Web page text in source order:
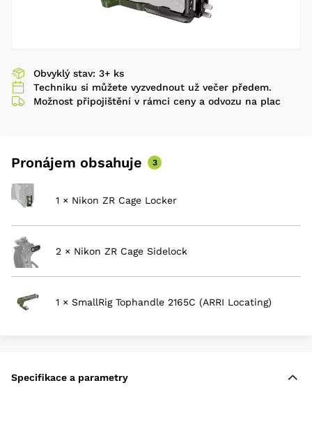
Obvyklý stav: 3+ ks
Techniku si můžete vyzvednout už večer předem.
Možnost připojištění v rámci ceny a odvozu na plac
Pronájem obsahuje 3
1 × Nikon ZR Cage Locker
2 × Nikon ZR Cage Sidelock
1 × SmallRig Tophandle 2165C (ARRI Locating)
Specifikace a parametry